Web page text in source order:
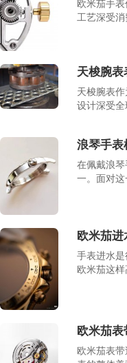
欧米茄手
工艺深受消
天梭腕
天梭腕表
设计深受
浪琴手表
在佩戴浪
一。面对
欧米茄
手表进水
欧米茄这
欧米茄
欧米茄表